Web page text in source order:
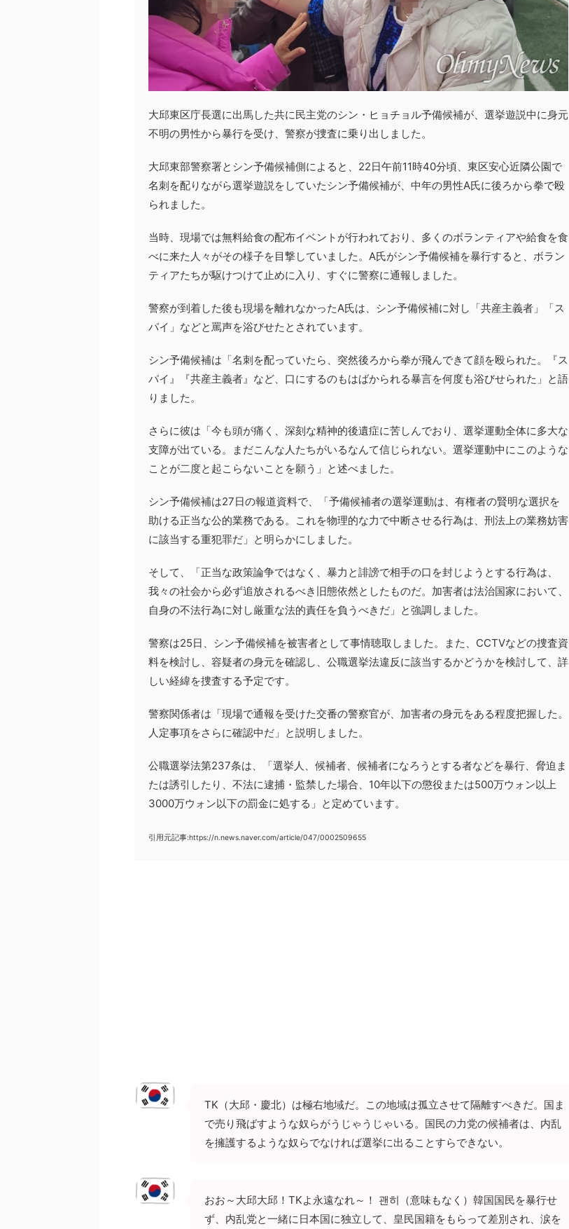
大邱東区庁長選に出馬した共に民主党のシン・ヒョチョル予備候補が、選挙遊説中に身元
不明の男性から暴行を受け、警察が捜査に乗り出しました。
大邱東部警察署とシン予備候補側によると、22日午前11時40分頃、東区安心近隣公園で
名刺を配りながら選挙遊説をしていたシン予備候補が、中年の男性A氏に後ろから拳で殴
られました。
当時、現場では無料給食の配布イベントが行われており、多くのボランティアや給食を食
べに来た人々がその様子を目撃していました。A氏がシン予備候補を暴行すると、ボラン
ティアたちが駆けつけて止めに入り、すぐに警察に通報しました。
警察が到着した後も現場を離れなかったA氏は、シン予備候補に対し「共産主義者」「ス
パイ」などと罵声を浴びせたとされています。
シン予備候補は「名刺を配っていたら、突然後ろから拳が飛んできて顔を殴られた。『ス
パイ』『共産主義者』など、口にするのもはばかられる暴言を何度も浴びせられた」と語
りました。
さらに彼は「今も頭が痛く、深刻な精神的後遺症に苦しんでおり、選挙運動全体に多大な
支障が出ている。まだこんな人たちがいるなんて信じられない。選挙運動中にこのような
ことが二度と起こらないことを願う」と述べました。
シン予備候補は27日の報道資料で、「予備候補者の選挙運動は、有権者の賢明な選択を
助ける正当な公的業務である。これを物理的な力で中断させる行為は、刑法上の業務妨害
に該当する重犯罪だ」と明らかにしました。
そして、「正当な政策論争ではなく、暴力と誹謗で相手の口を封じようとする行為は、
我々の社会から必ず追放されるべき旧態依然としたものだ。加害者は法治国家において、
自身の不法行為に対し厳重な法的責任を負うべきだ」と強調しました。
警察は25日、シン予備候補を被害者として事情聴取しました。また、CCTVなどの捜査資
料を検討し、容疑者の身元を確認し、公職選挙法違反に該当するかどうかを検討して、詳
しい経緯を捜査する予定です。
警察関係者は「現場で通報を受けた交番の警察官が、加害者の身元をある程度把握した。
人定事項をさらに確認中だ」と説明しました。
公職選挙法第237条は、「選挙人、候補者、候補者になろうとする者などを暴行、脅迫ま
たは誘引したり、不法に逮捕・監禁した場合、10年以下の懲役または500万ウォン以上
3000万ウォン以下の罰金に処する」と定めています。
引用元記事:https://n.news.naver.com/article/047/0002509655
TK（大邱・慶北）は極右地域だ。この地域は孤立させて隔離すべきだ。国ま
で売り飛ばすような奴らがうじゃうじゃいる。国民の力党の候補者は、内乱
を擁護するような奴らでなければ選挙に出ることすらできない。
おお～大邱大邱！TKよ永遠なれ～！ 괜히（意味もなく）韓国国民を暴行せ
ず、内乱党と一緒に日本国に独立して、皇民国籍をもらって差別され、涙を